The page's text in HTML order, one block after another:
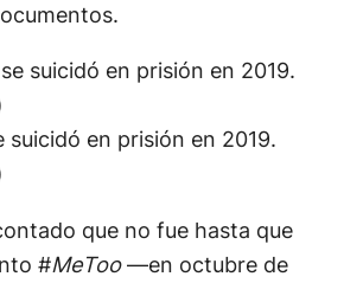
en prisión en 2019.
que no fue hasta que
#MeToo—en octubre de